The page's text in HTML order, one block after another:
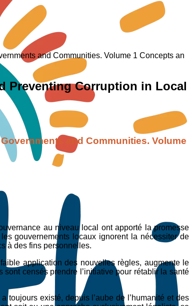
and Communities. Volume 1 Concepts an
Preventing Corruption in Local
and Communities. Volume
au niveau local ont apporté la promesse
gouvernements locaux ignorent la nécessiter de
à des fins personnelles.
application des nouvelles règles, augmente le
censés prendre l’initiative pour rétablir la santé
existé, depuis l’aube de l’humanité et des